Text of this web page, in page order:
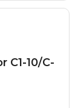
C1-10/C-